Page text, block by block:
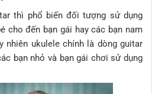
thì phổ biến đối tượng sử dụng
cho đến bạn gái hay các bạn nam
nhiên ukulele chính là dòng guitar
bạn nhỏ và bạn gái chơi sử dụng